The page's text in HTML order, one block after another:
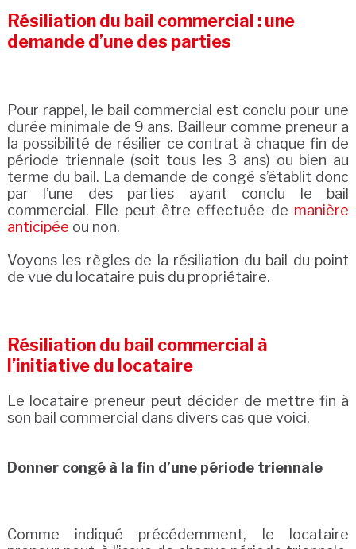
Résiliation du bail commercial : une
demande d’une des parties
Pour rappel, le bail commercial est conclu pour une
durée minimale de 9 ans. Bailleur comme preneur a
la possibilité de résilier ce contrat à chaque fin de
période triennale (soit tous les 3 ans) ou bien au
terme du bail. La demande de congé s’établit donc
par l’une des parties ayant conclu le bail
commercial. Elle peut être effectuée de manière
anticipée ou non.
Voyons les règles de la résiliation du bail du point
de vue du locataire puis du propriétaire.
Résiliation du bail commercial à
l’initiative du locataire
Le locataire preneur peut décider de mettre fin à
son bail commercial dans divers cas que voici.
Donner congé à la fin d’une période triennale
Comme indiqué précédemment, le locataire